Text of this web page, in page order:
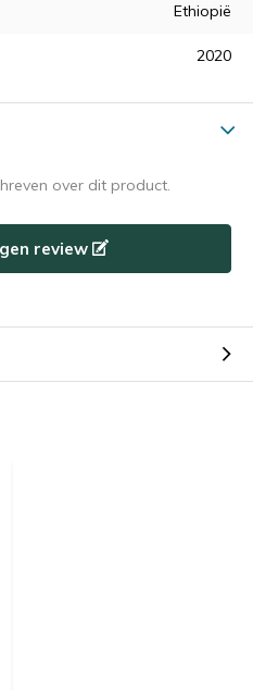
Ethiopië
2020
over dit product.
review